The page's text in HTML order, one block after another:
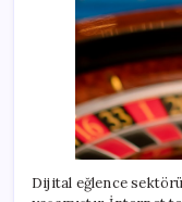
Dijital eğlence